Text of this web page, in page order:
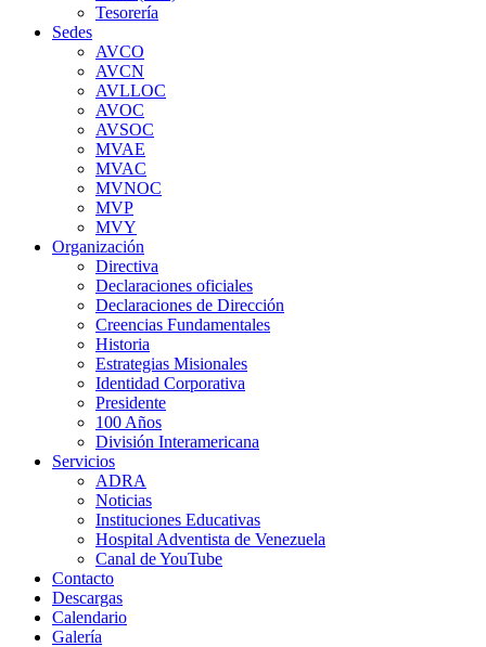
Tesorería
Sedes
AVCO
AVCN
AVLLOC
AVOC
AVSOC
MVAE
MVAC
MVNOC
MVP
MVY
Organización
Directiva
Declaraciones oficiales
Declaraciones de Dirección
Creencias Fundamentales
Historia
Estrategias Misionales
Identidad Corporativa
Presidente
100 Años
División Interamericana
Servicios
ADRA
Noticias
Instituciones Educativas
Hospital Adventista de Venezuela
Canal de YouTube
Contacto
Descargas
Calendario
Galería